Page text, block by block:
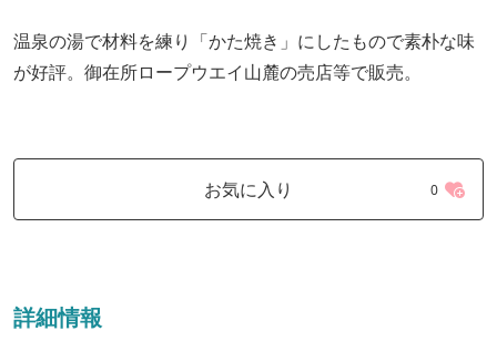
温泉の湯で材料を練り「かた焼き」にしたもので素朴な味
が好評。御在所ロープウエイ山麓の売店等で販売。
お気に入り 0
詳細情報